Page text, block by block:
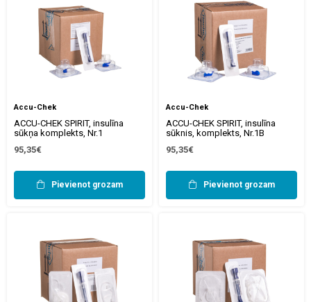
Accu-Chek
ACCU-CHEK SPIRIT, insulīna
sūkņa komplekts, Nr.1
95,35€
Pievienot grozam
Accu-Chek
ACCU-CHEK SPIRIT, insulīna
sūknis, komplekts, Nr.1B
95,35€
Pievienot grozam